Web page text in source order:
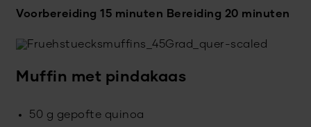
Voorbereiding 15 minuten Bereiding 20 minuten
Muffin met pindakaas
50 g gepofte quinoa